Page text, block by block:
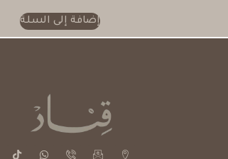
إضافة إلى السلة